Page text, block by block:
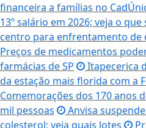
financeira a famílias no
13º salário em 2026; veja o que
centro para enfrentamento de
Preços de medicamentos
farmácias de SP
Itapecerica
da estação mais florida com a
Comemorações dos 170 anos
mil pessoas
Anvisa
colesterol; veja quais lotes